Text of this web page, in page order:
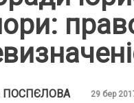
ПОСПЄЛОВА 29 бер